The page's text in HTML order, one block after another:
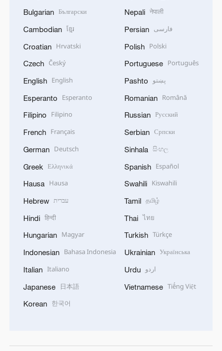
Bulgarian Български
Cambodian ខ្មែរ
Croatian Hrvatski
Czech Český
English English
Esperanto Esperanto
Filipino Filipino
French Français
German Deutsch
Greek Ελληνικά
Hausa Hausa
Hebrew עברית
Hindi हिन्दी
Hungarian Magyar
Indonesian Bahasa Indonesia
Italian Italiano
Japanese 日本語
Korean 한국어
Nepali नेपाली
Persian فارسی
Polish Polski
Portuguese Português
Pashto پښتو
Romanian Română
Russian Русский
Serbian Српски
Sinhala සිංහල
Spanish Español
Swahili Kiswahili
Tamil தமிழ்
Thai ไทย
Turkish Türkçe
Ukrainian Українська
Urdu اردو
Vietnamese Tiếng Việt